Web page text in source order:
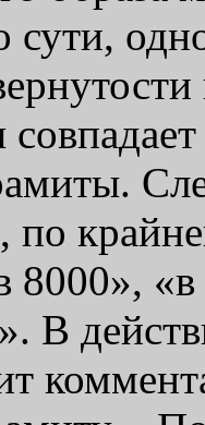
сути,
по
8000»,
В